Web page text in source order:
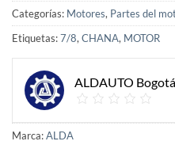
Categorías: Motores, Partes del
Etiquetas:7/8, CHANA, MOTOR
ALDAUTO Bogotá
Marca:ALDA